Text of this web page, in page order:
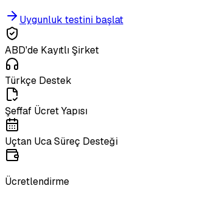
Uygunluk testini başlat
ABD'de Kayıtlı Şirket
Türkçe Destek
Şeffaf Ücret Yapısı
Uçtan Uca Süreç Desteği
Ücretlendirme